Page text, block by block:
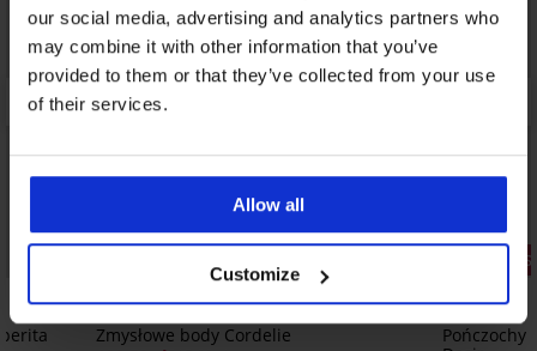
our social media, advertising and analytics partners who
may combine it with other information that you’ve
provided to them or that they’ve collected from your use
of their services.
Allow all
Customize
Zmysłowe body Cordelie
2+1 GRATIS
Pończochy